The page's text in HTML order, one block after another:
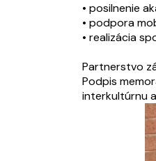
• posilnenie
• podpora
• realizácia
Partnerstvo
Podpis
interkultúrnu